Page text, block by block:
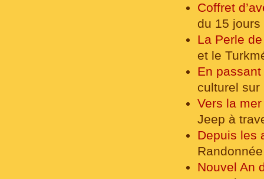
Coffret
du 15 jours
La Perle
et le
En
culturel sur
Vers la
Jeep à
Depuis les
Nouvel An